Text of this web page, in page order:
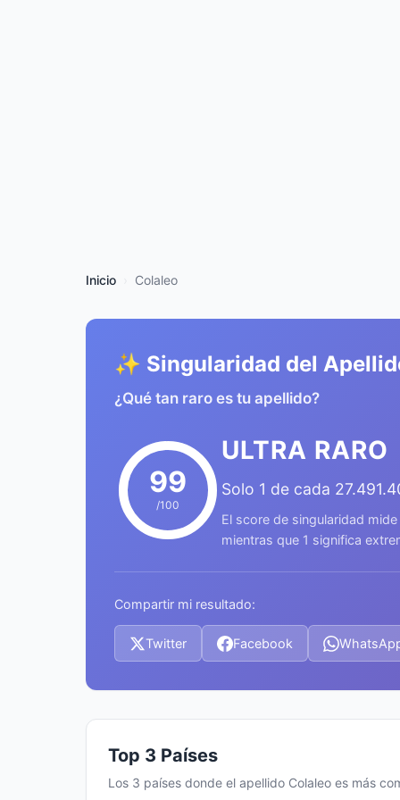
Inicio Colaleo
✨ Singularidad del
¿Qué tan raro es tu apellido?
99
/100
ULTRA RARO
Solo 1 de cada
El score de singularidad
mientras que 1 significa
Compartir mi resultado:
Twitter Facebook
Top 3 Países
Los 3 países donde el apellido Colaleo es más